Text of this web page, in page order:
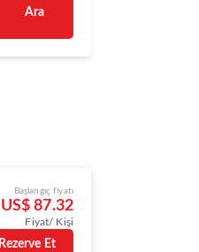
Ara
Başlangıç fiyatı
US$ 87.32
Fiyat/ Kişi
Rezerve Et